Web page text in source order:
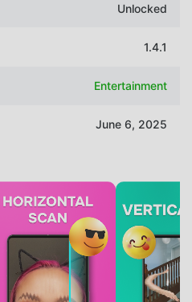
Unlocked
1.4.1
Entertainment
June 6, 2025